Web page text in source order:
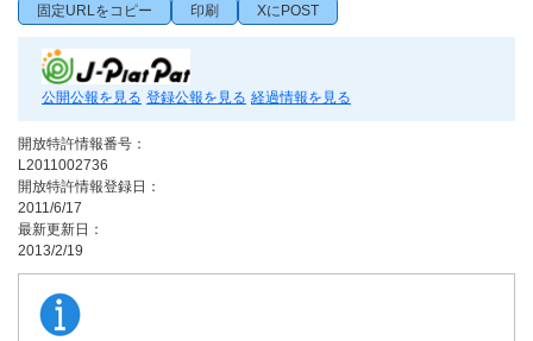
固定URLをコピー 印刷 XにPOST
公開公報を見る 登録公報を見る 経過情報を見る
開放特許情報番号：
L2011002736
開放特許情報登録日：
2011/6/17
最新更新日：
2013/2/19